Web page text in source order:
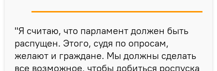
"Я считаю, что парламент должен быть
распущен. Этого, судя по опросам,
желают и граждане. Мы должны сделать
все возможное, чтобы добиться роспуска